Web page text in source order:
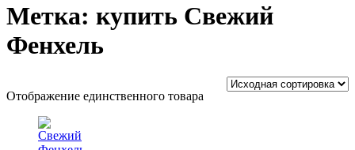
Метка: купить Свежий
Фенхель
Отображение единственного товара